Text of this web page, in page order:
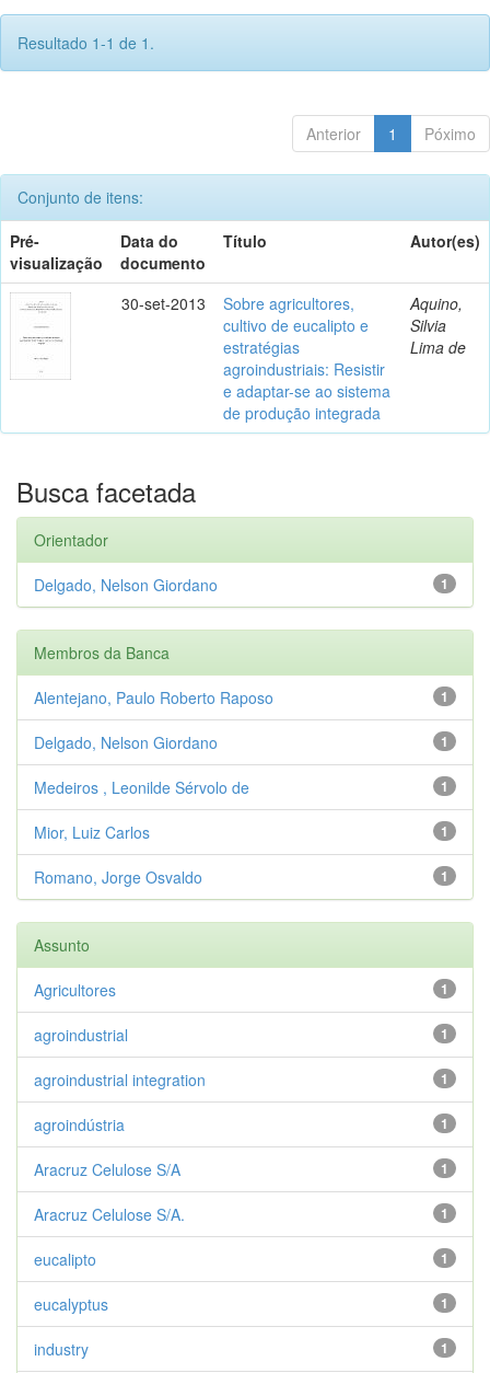
Resultado 1-1 de 1.
Anterior 1 Póximo
Conjunto de itens:
Pré-
visualização
Data do
documento
Título Autor(es)
30-set-2013
Sobre agricultores,
cultivo de eucalipto e
estratégias
agroindustriais: Resistir
e adaptar-se ao sistema
de produção integrada
Aquino,
Silvia
Lima de
Busca facetada
Orientador
1
Delgado, Nelson Giordano
Membros da Banca
1
Alentejano, Paulo Roberto Raposo
1
Delgado, Nelson Giordano
1
Medeiros , Leonilde Sérvolo de
1
Mior, Luiz Carlos
1
Romano, Jorge Osvaldo
Assunto
1
Agricultores
1
agroindustrial
1
agroindustrial integration
1
agroindústria
1
Aracruz Celulose S/A
1
Aracruz Celulose S/A.
1
eucalipto
1
eucalyptus
1
industry